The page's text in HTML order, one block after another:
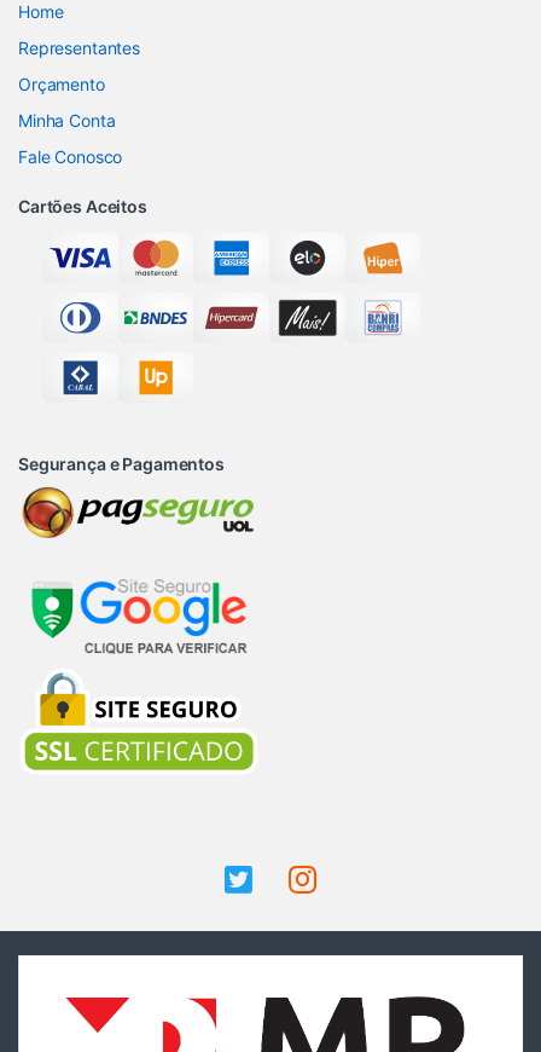
Home
Representantes
Orçamento
Minha Conta
Fale Conosco
Cartões Aceitos
Segurança e Pagamentos